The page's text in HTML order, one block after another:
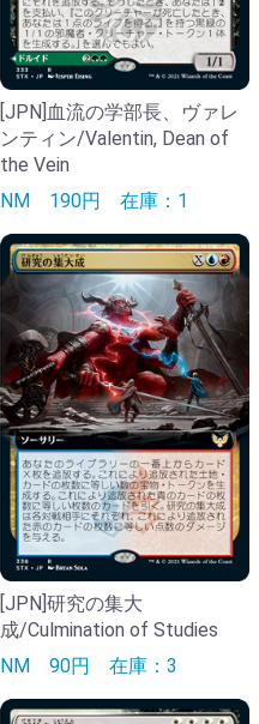
[JPN]血流の学部長、ヴァレ
ンティン/Valentin, Dean of
the Vein
NM 190円 在庫：1
[JPN]研究の集大
成/Culmination of Studies
NM 90円 在庫：3